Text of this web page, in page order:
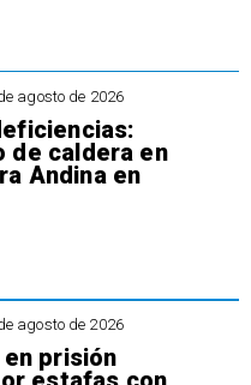
agosto de 2026
de caldera en
Andina en
agosto de 2026
en prisión